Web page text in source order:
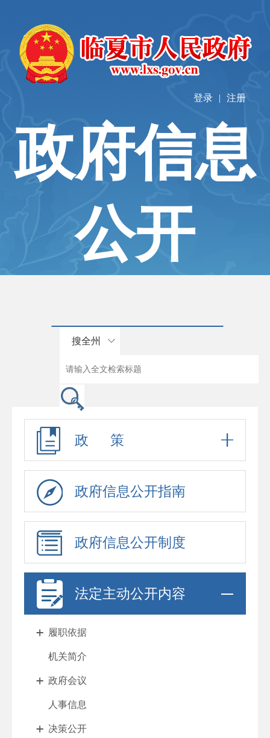
登录 | 注册
政府信息
公开
搜全州
政 策
政府信息公开指南
政府信息公开制度
法定主动公开内容
履职依据
机关简介
政府会议
人事信息
决策公开